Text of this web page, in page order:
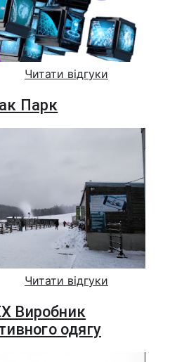
Читати відгуки
Парк
Читати відгуки
Виробник
одягу